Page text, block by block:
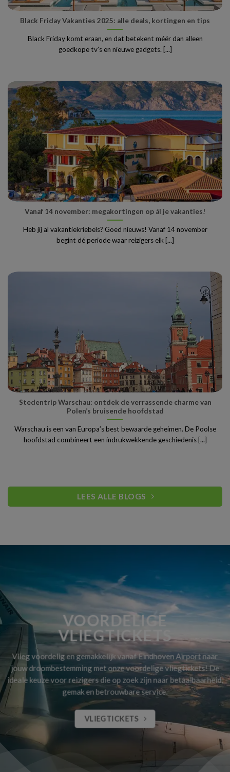
Black Friday Vakanties 2025: alle deals, kortingen en tips
Black Friday komt eraan, en dat betekent méér dan alleen
goedkope tv’s en nieuwe gadgets. [...]
Vanaf 14 november: megakortingen op ál je vakanties!
Heb jij al vakantiekriebels? Goed nieuws! Vanaf 14 november
begint dé periode waar reizigers elk [...]
Stedentrip Warschau: ontdek de verrassende charme van
Polen’s bruisende hoofdstad
Warschau is een van Europa’s best bewaarde geheimen. De Poolse
hoofdstad combineert een indrukwekkende geschiedenis [...]
LEES ALLE BLOGS
VOORDELIGE
VLIEGTICKETS
Vlieg voordelig en gemakkelijk vanaf Eindhoven Airport naar
jouw droombestemming met onze voordelige vliegtickets! De
ideale keuze voor reizigers die op zoek zijn naar betaalbaarheid,
gemak en betrouwbare service.
VLIEGTICKETS